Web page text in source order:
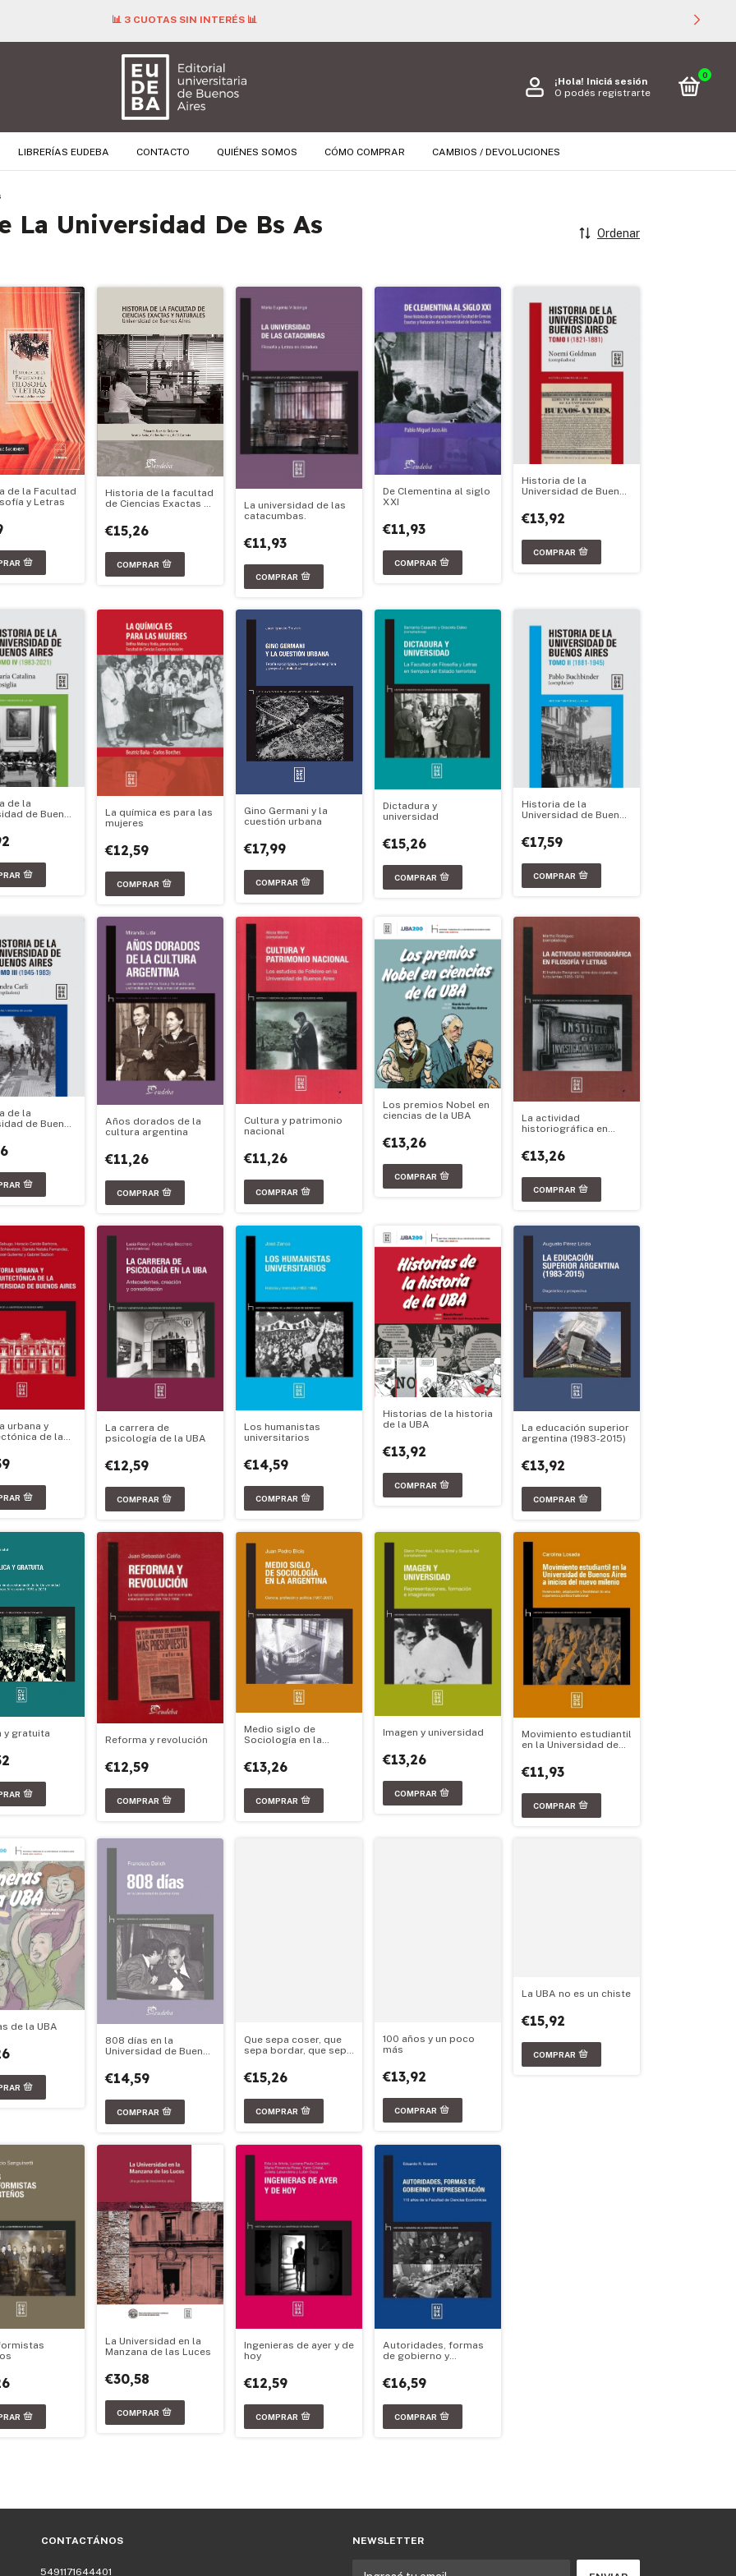
📊 3 CUOTAS SIN INTERÉS 📊
¡Hola! Iniciá sesión
O podés registrarte
0
LIBRERÍAS EUDEBA CONTACTO QUIÉNES SOMOS CÓMO COMPRAR CAMBIOS / DEVOLUCIONES
La Universidad De Bs As Ordenar
de la Facultad
y Letras
Historia de la facultad
de Ciencias Exactas y
€15,26
La universidad de las
catacumbas.
€11,93
De Clementina al siglo
XXI
€11,93
Historia de la
Universidad de Buenos
€13,92
de la
de Buenos
La química es para las
mujeres
€12,59
Gino Germani y la
cuestión urbana
€17,99
Dictadura y
universidad
€15,26
Historia de la
Universidad de Buenos
€17,59
de la
de Buenos
Años dorados de la
cultura argentina
€11,26
Cultura y patrimonio
nacional
€11,26
Los premios Nobel en
ciencias de la UBA
€13,26
La actividad
historiográfica en
€13,26
urbana y
de la
La carrera de
psicología de la UBA
€12,59
Los humanistas
universitarios
€14,59
Historias de la historia
de la UBA
€13,92
La educación superior
argentina (1983-2015)
€13,92
y gratuita
Reforma y revolución
€12,59
Medio siglo de
Sociología en la
€13,26
Imagen y universidad
€13,26
Movimiento estudiantil
en la Universidad de
del nuevo milenio
€11,93
de la UBA
808 días en la
Universidad de Buenos
€14,59
Que sepa coser, que
sepa bordar, que sepa
a la universidad
€15,26
100 años y un poco
más
€13,92
La UBA no es un chiste
€15,92
La Universidad en la
Manzana de las Luces
€30,58
Ingenieras de ayer y de
hoy
€12,59
Autoridades, formas
de gobierno y
€16,59
CONTACTÁNOS
5491171644401
NEWSLETTER